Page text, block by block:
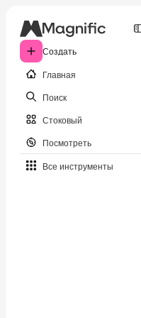
Создать
Главная
Поиск
Стоковый
Посмотреть
Все инструменты